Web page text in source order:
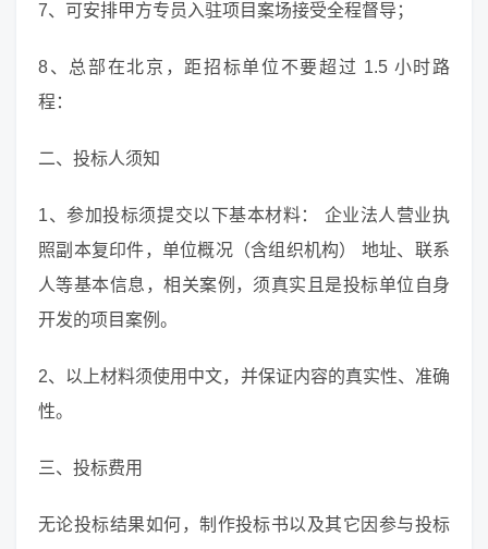
7、可安排甲方专员入驻项目案场接受全程督导；
8、总部在北京，距招标单位不要超过 1.5 小时路
程：
二、投标人须知
1、参加投标须提交以下基本材料： 企业法人营业执
照副本复印件，单位概况（含组织机构） 地址、联系
人等基本信息，相关案例，须真实且是投标单位自身
开发的项目案例。
2、以上材料须使用中文，并保证内容的真实性、准确
性。
三、投标费用
无论投标结果如何，制作投标书以及其它因参与投标